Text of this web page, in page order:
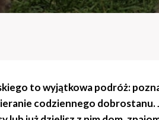
to wyjątkowa podróż:
codziennego dobrostanu.